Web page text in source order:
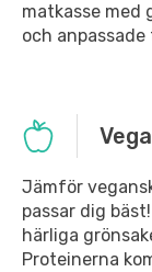
matkasse med
och
Jämför
passar dig
härliga
Proteinerna